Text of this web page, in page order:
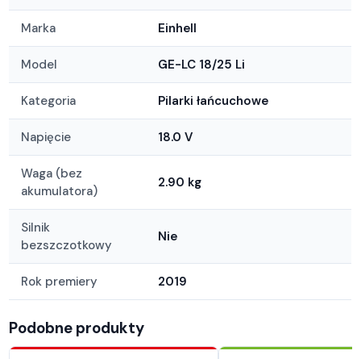
Marka Einhell
Model GE-LC 18/25 Li
Kategoria Pilarki łańcuchowe
Napięcie 18.0 V
Waga (bez
akumulatora)
2.90 kg
Silnik
bezszczotkowy
Nie
Rok premiery 2019
Podobne produkty